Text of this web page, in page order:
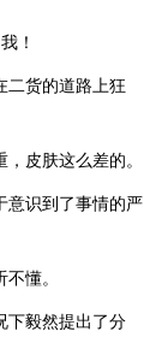
！
二货的道路上狂
皮肤这么差的。
意识到了事情的严
懂。
下毅然提出了分